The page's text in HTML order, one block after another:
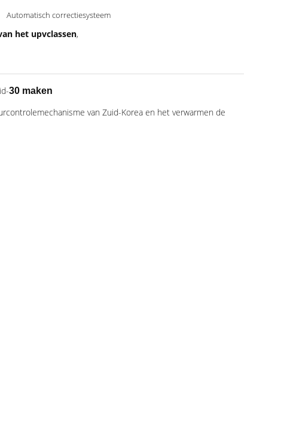
Automatisch correctiesysteem
het upvclassen,
30 maken
van Zuid-Korea en het verwarmen de